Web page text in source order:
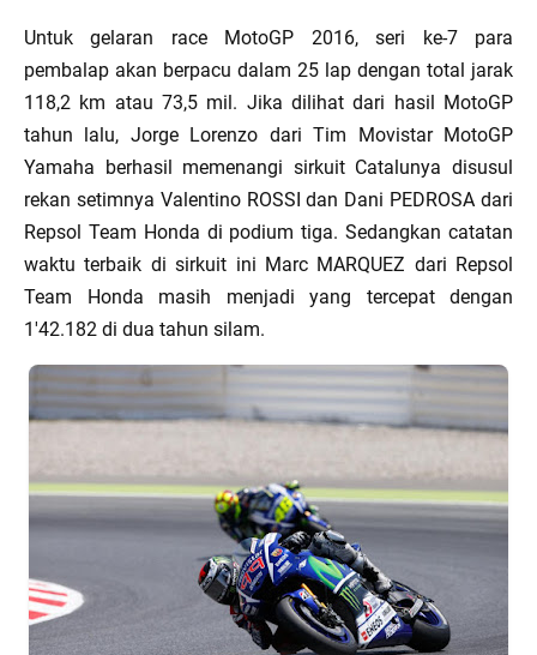
Untuk gelaran race MotoGP 2016, seri ke-7 para
pembalap akan berpacu dalam 25 lap dengan total jarak
118,2 km atau 73,5 mil. Jika dilihat dari hasil MotoGP
tahun lalu, Jorge Lorenzo dari Tim Movistar MotoGP
Yamaha berhasil memenangi sirkuit Catalunya disusul
rekan setimnya Valentino ROSSI dan Dani PEDROSA dari
Repsol Team Honda di podium tiga. Sedangkan catatan
waktu terbaik di sirkuit ini Marc MARQUEZ dari Repsol
Team Honda masih menjadi yang tercepat dengan
1'42.182 di dua tahun silam.